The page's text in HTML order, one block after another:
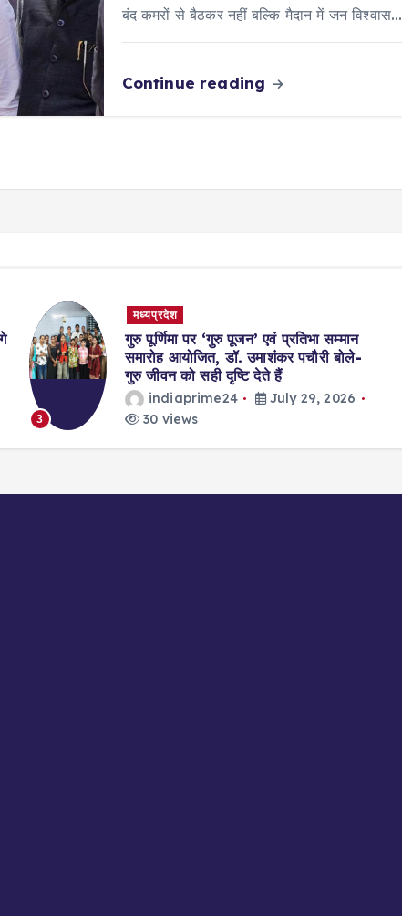
बंद कमरों से बैठकर नहीं बल्कि मैदान में जन विश्वास…
Continue reading
3
मध्यप्रदेश
गुरु पूर्णिमा पर ‘गुरु पूजन’ एवं प्रतिभा सम्मान
समारोह आयोजित, डॉ. उमाशंकर पचौरी बोले-
गुरु जीवन को सही दृष्टि देते हैं
indiaprime24
July 29, 2026
30 views